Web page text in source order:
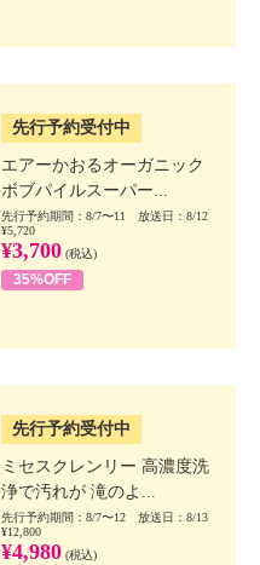
先行予約受付中
エアーかおるオーガニック
ボブパイルスーパー...
先行予約期間：8/7〜11 放送日：8/12
¥5,720
¥3,700 (税込)
35%OFF
先行予約受付中
ミセスクレンリー 高濃度洗
浄で汚れが 滝のよ...
先行予約期間：8/7〜12 放送日：8/13
¥12,800
¥4,980 (税込)